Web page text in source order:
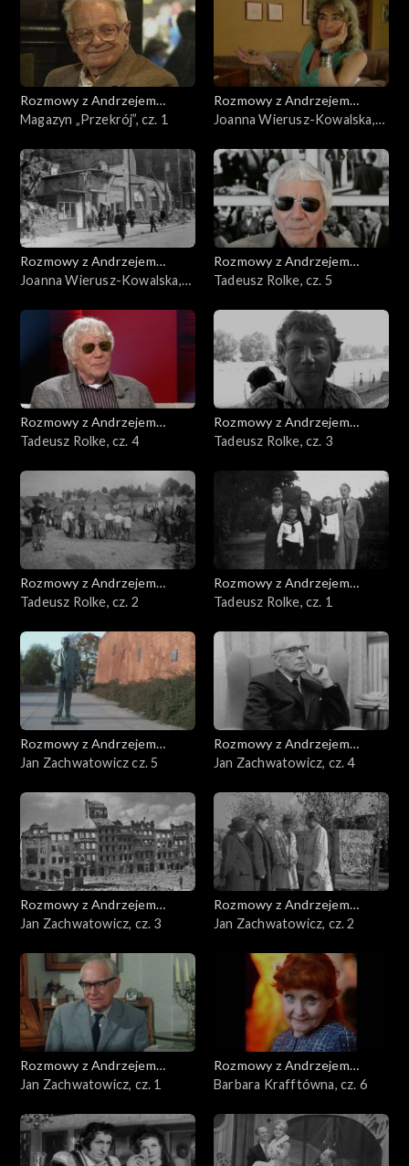
Rozmowy z Andrzejem
Doboszem
Magazyn „Przekrój”, cz. 1
Rozmowy z Andrzejem
Doboszem
Joanna Wierusz-Kowalska,
Rozmowy z Andrzejem
Doboszem
Joanna Wierusz-Kowalska,
Rozmowy z Andrzejem
Doboszem
Tadeusz Rolke, cz. 5
Rozmowy z Andrzejem
Doboszem
Tadeusz Rolke, cz. 4
Rozmowy z Andrzejem
Doboszem
Tadeusz Rolke, cz. 3
Rozmowy z Andrzejem
Doboszem
Tadeusz Rolke, cz. 2
Rozmowy z Andrzejem
Doboszem
Tadeusz Rolke, cz. 1
Rozmowy z Andrzejem
Doboszem
Jan Zachwatowicz cz. 5
Rozmowy z Andrzejem
Doboszem
Jan Zachwatowicz, cz. 4
Rozmowy z Andrzejem
Doboszem
Jan Zachwatowicz, cz. 3
Rozmowy z Andrzejem
Doboszem
Jan Zachwatowicz, cz. 2
Rozmowy z Andrzejem
Doboszem
Jan Zachwatowicz, cz. 1
Rozmowy z Andrzejem
Doboszem
Barbara Krafftówna, cz. 6